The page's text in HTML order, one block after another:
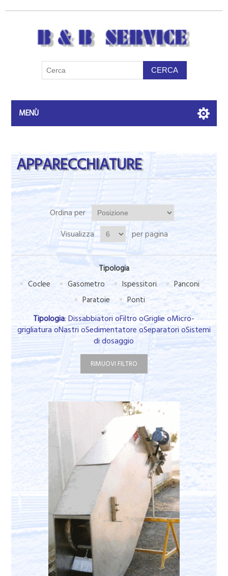
MENÙ
APPARECCHIATURE
Ordina per
Visualizza
per pagina
Tipologia
Coclee
Gasometro Ispessitori
Panconi
Paratoie
Ponti
Tipologia: Dissabbiatori oFiltro oGriglie oMicro-
grigliatura oNastri oSedimentatore oSeparatori oSistemi
di dosaggio
RIMUOVI FILTRO